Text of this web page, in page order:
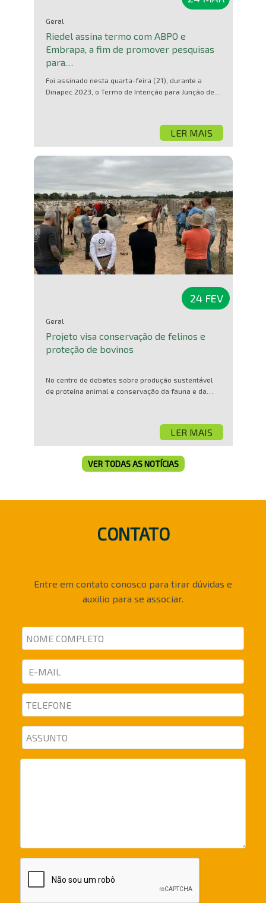
Geral
Riedel assina termo com ABPO e
Embrapa, a fim de promover pesquisas
para…
Foi assinado nesta quarta-feira (21), durante a
Dinapec 2023, o Termo de Intenção para Junção de…
LER MAIS
24 FEV
Geral
Projeto visa conservação de felinos e
proteção de bovinos
No centro de debates sobre produção sustentável
de proteína animal e conservação da fauna e da…
LER MAIS
VER TODAS AS NOTÍCIAS
CONTATO
Entre em contato conosco para tirar dúvidas e
auxilio para se associar.
NOME
COMPLETO
E-
MAIL
TELEFONE
ASSUNTO